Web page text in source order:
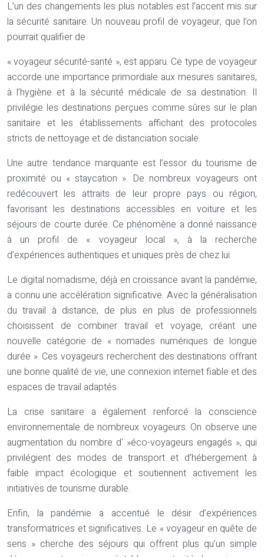
L’un des changements les plus notables est l’accent mis sur
la sécurité sanitaire. Un nouveau profil de voyageur, que l’on
pourrait qualifier de
« voyageur sécurité-santé », est apparu. Ce type de voyageur
accorde une importance primordiale aux mesures sanitaires,
à l’hygiène et à la sécurité médicale de sa destination. Il
privilégie les destinations perçues comme sûres sur le plan
sanitaire et les établissements affichant des protocoles
stricts de nettoyage et de distanciation sociale.
Une autre tendance marquante est l’essor du tourisme de
proximité ou « staycation ». De nombreux voyageurs ont
redécouvert les attraits de leur propre pays ou région,
favorisant les destinations accessibles en voiture et les
séjours de courte durée. Ce phénomène a donné naissance
à un profil de « voyageur local », à la recherche
d’expériences authentiques et uniques près de chez lui.
Le digital nomadisme, déjà en croissance avant la pandémie,
a connu une accélération significative. Avec la généralisation
du travail à distance, de plus en plus de professionnels
choisissent de combiner travail et voyage, créant une
nouvelle catégorie de « nomades numériques de longue
durée ». Ces voyageurs recherchent des destinations offrant
une bonne qualité de vie, une connexion internet fiable et des
espaces de travail adaptés.
La crise sanitaire a également renforcé la conscience
environnementale de nombreux voyageurs. On observe une
augmentation du nombre d' »éco-voyageurs engagés », qui
privilégient des modes de transport et d’hébergement à
faible impact écologique et soutiennent activement les
initiatives de tourisme durable.
Enfin, la pandémie a accentué le désir d’expériences
transformatrices et significatives. Le « voyageur en quête de
sens » cherche des séjours qui offrent plus qu’un simple